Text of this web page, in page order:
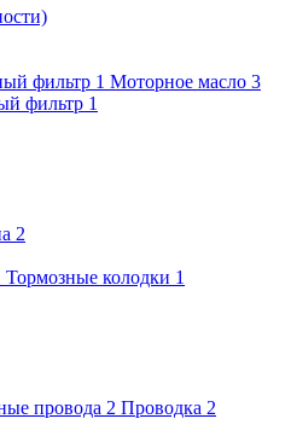
фильтр 1 Моторное масло 3
фильтр 1
2
Тормозные колодки 1
провода 2 Проводка 2